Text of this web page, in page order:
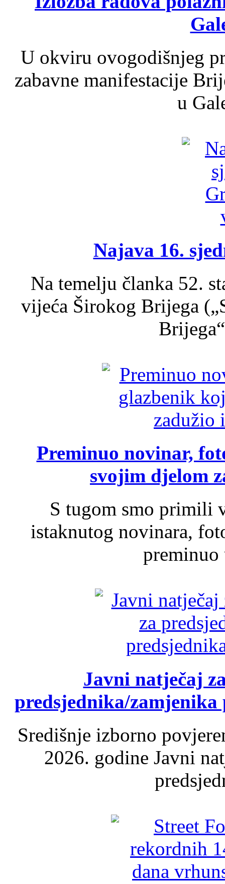
U okviru ovogodišnjeg
zabavne manifestacije
u
Najava 16.
Na temelju članka 52.
vijeća Širokog Brijega
Preminuo novinar,
svojim djelom
S tugom smo primili
istaknutog novinara,
Javni natječaj
predsjednika/
Središnje izborno
2026. godine Javni